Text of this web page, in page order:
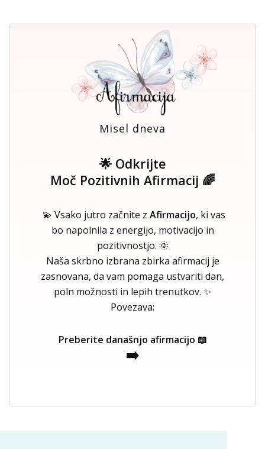
Misel dneva
🌟 Odkrijte
Moč Pozitivnih Afirmacij 🌈
💫 Vsako jutro začnite z Afirmacijo, ki vas
bo napolnila z energijo, motivacijo in
pozitivnostjo. 🌞
Naša skrbno izbrana zbirka afirmacij je
zasnovana, da vam pomaga ustvariti dan,
poln možnosti in lepih trenutkov. ✨
Povezava:
Preberite današnjo afirmacijo 📖
➡️